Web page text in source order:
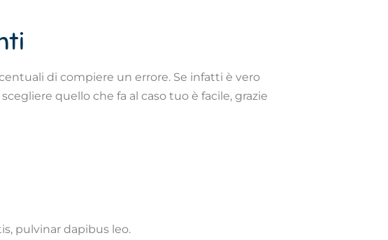
di compiere un errore. Se infatti è vero
quello che fa al caso tuo è facile, grazie
pulvinar dapibus leo.